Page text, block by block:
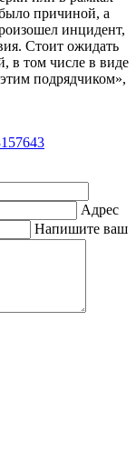
причиной, а
инцидент,
Стоит ожидать
в том числе в виде
подрядчиком»,
Адрес
Напишите ваш